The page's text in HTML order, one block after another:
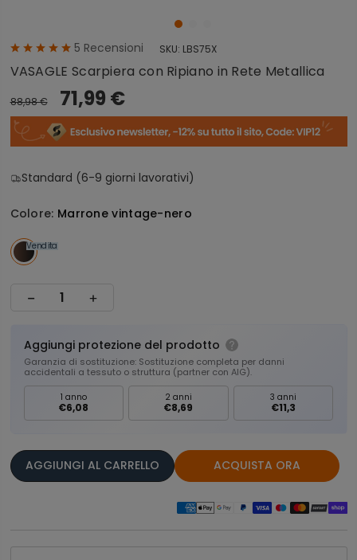
5 Recensioni SKU: LBS75X
VASAGLE Scarpiera con Ripiano in Rete Metallica
88,98 € 71,99 €
Standard (6-9 giorni lavorativi)
Colore: Marrone vintage-nero
Vendita
Aggiungi protezione del prodotto
Garanzia di sostituzione: Sostituzione completa per danni
accidentali a tessuto o struttura (partner con AIG).
1 anno
€6,08
2 anni
€8,69
3 anni
€11,3
AGGIUNGI AL CARRELLO ACQUISTA ORA